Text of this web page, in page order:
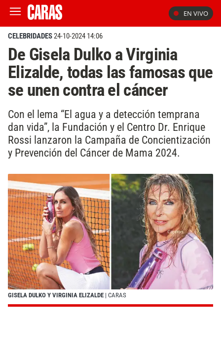
EN VIVO
CELEBRIDADES24-10-2024 14:06
De Gisela Dulko a Virginia
Elizalde, todas las famosas que
se unen contra el cáncer
Con el lema “El agua y a detección temprana
dan vida”, la Fundación y el Centro Dr. Enrique
Rossi lanzaron la Campaña de Concientización
y Prevención del Cáncer de Mama 2024.
GISELA DULKO Y VIRGINIA ELIZALDE | CARAS